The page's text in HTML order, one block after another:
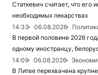
Статкевич считает, что его
необходимых лекарствах
14:33
06.08.2026
В первой половине 2026
одному иностранцу,
14:09
06.08.2026
В Литве перехвачена